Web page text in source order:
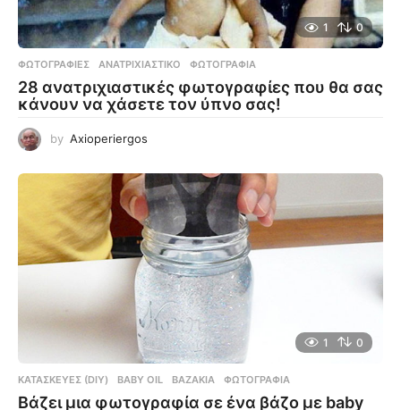
1 0
ΦΩΤΟΓΡΑΦΊΕΣ ΑΝΑΤΡΙΧΙΑΣΤΙΚΌ ,ΦΩΤΟΓΡΑΦΊΑ
28 ανατριχιαστικές φωτογραφίες που θα σας
κάνουν να χάσετε τον ύπνο σας!
by Axioperiergos
1 0
ΚΑΤΑΣΚΕΥΈΣ (DIY) BABY OIL ,ΒΑΖΆΚΙΑ ,ΦΩΤΟΓΡΑΦΊΑ
Βάζει μια φωτογραφία σε ένα βάζο με baby